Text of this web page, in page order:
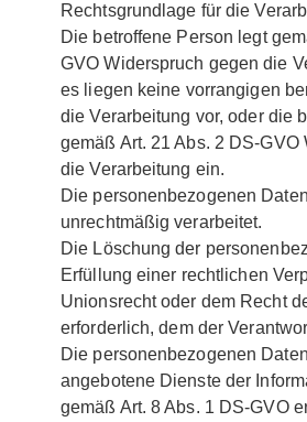
Rechtsgrundlage für die
Die betroffene Person legt
GVO Widerspruch gegen die
es liegen keine vorrangigen
die Verarbeitung vor, oder die
gemäß Art. 21 Abs. 2 DS-GVO
die Verarbeitung ein.
Die personenbezogenen
unrechtmäßig verarbeitet.
Die Löschung der
Erfüllung einer rechtlichen
Unionsrecht oder dem Recht
erforderlich, dem der
Die personenbezogenen
angebotene Dienste der
gemäß Art. 8 Abs. 1 DS-GVO